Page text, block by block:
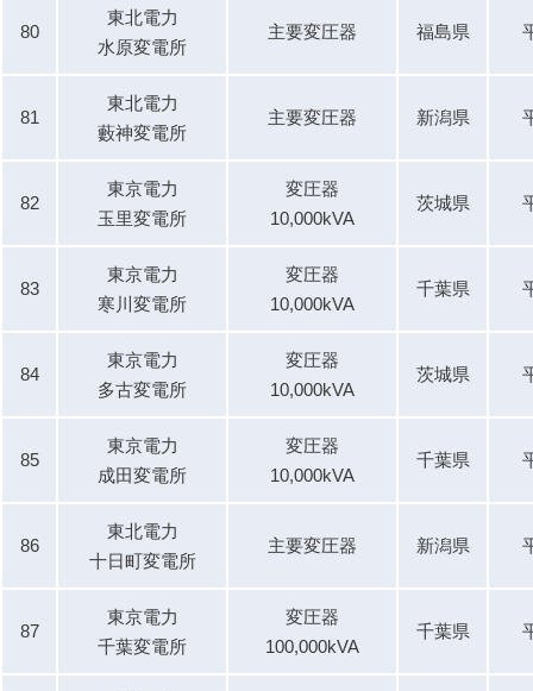
80
東北電力
水原変電所
主要変圧器 福島県
81
東北電力
藪神変電所
主要変圧器 新潟県
82
東京電力
玉里変電所
変圧器
10,000kVA
茨城県
83
東京電力
寒川変電所
変圧器
10,000kVA
千葉県
84
東京電力
多古変電所
変圧器
10,000kVA
茨城県
85
東京電力
成田変電所
変圧器
10,000kVA
千葉県
86
東北電力
十日町変電所
主要変圧器 新潟県
87
東京電力
千葉変電所
変圧器
100,000kVA
千葉県